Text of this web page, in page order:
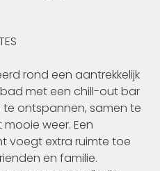
rond een aantrekkelijk
met een chill-out bar
ontspannen, samen te
weer. Een
voegt extra ruimte toe
en familie.